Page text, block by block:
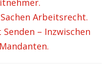
Arbeitsrecht.
– Inzwischen